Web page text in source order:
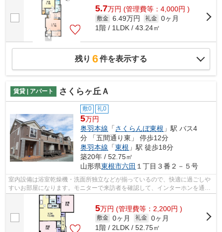
5.7万円 (管理費等：4,000円 )
敷金 6.49万円 礼金 0ヶ月
1階 / 1LDK / 43.24㎡
残り 6件を表示する
賃貸 | アパート さくらヶ丘Ａ
敷0 礼0
5万円
奥羽本線 「さくらんぼ東根 」駅 バス4
分 「五間通り東」 停歩12分
奥羽本線 「東根 」駅 徒歩18分
築20年 / 52.75㎡
山形県東根市六田 １丁目３番２－５号
室内設備は浴室乾燥機・洗面所独立などが揃っているので、快適に過ごしや
すいお部屋になります。モニターで来訪者を確認して、インターホンを通じ
て室内から会話することができます。...
5万円 (管理費等：2,200円 )
敷金 0ヶ月 礼金 0ヶ月
1階 / 2LDK / 52.75㎡